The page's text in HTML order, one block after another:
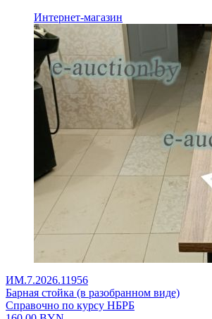
Интернет-магазин
ИМ.7.2026.11956
Барная стойка (в разобранном виде)
Справочно по курсу НБРБ